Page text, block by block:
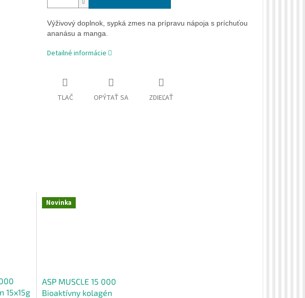
Výživový doplnok, sypká zmes na prípravu nápoja s príchuťou
ananásu a manga.
Detailné informácie
TLAČ OPÝTAŤ SA ZDIEĽAŤ
15x15g
Novinka
ASP MUSCLE 15 000
Bioaktívny kolagén